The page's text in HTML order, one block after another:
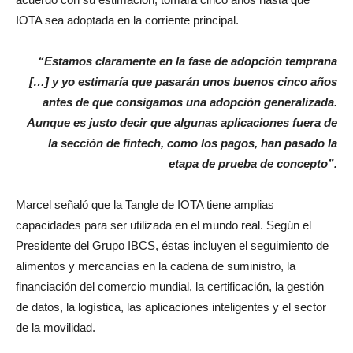
IOTA sea adoptada en la corriente principal.
“Estamos claramente en la fase de adopción temprana
[…] y yo estimaría que pasarán unos buenos cinco años
antes de que consigamos una adopción generalizada.
Aunque es justo decir que algunas aplicaciones fuera de
la sección de fintech, como los pagos, han pasado la
etapa de prueba de concepto”.
Marcel señaló que la Tangle de IOTA tiene amplias
capacidades para ser utilizada en el mundo real. Según el
Presidente del Grupo IBCS, éstas incluyen el seguimiento de
alimentos y mercancías en la cadena de suministro, la
financiación del comercio mundial, la certificación, la gestión
de datos, la logística, las aplicaciones inteligentes y el sector
de la movilidad.